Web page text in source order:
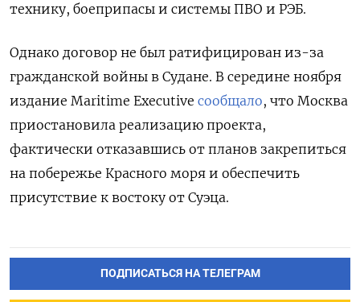
технику, боеприпасы и системы ПВО и РЭБ.
Однако договор не был ратифицирован из-за
гражданской войны в Судане. В середине ноября
издание Maritime Executive сообщало, что Москва
приостановила реализацию проекта,
фактически отказавшись от планов закрепиться
на побережье Красного моря и обеспечить
присутствие к востоку от Суэца.
ПОДПИСАТЬСЯ НА ТЕЛЕГРАМ